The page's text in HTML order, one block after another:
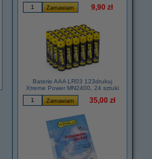
9,90 zł
Baterie AAA LR03 123drukuj
Xtreme Power MN2400, 24 sztuki
35,00 zł